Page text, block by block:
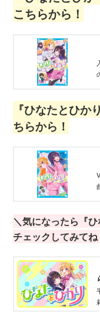
こちらから！
『ひなたとひ
ちらから！
＼気になったら『
チェックしてみてね